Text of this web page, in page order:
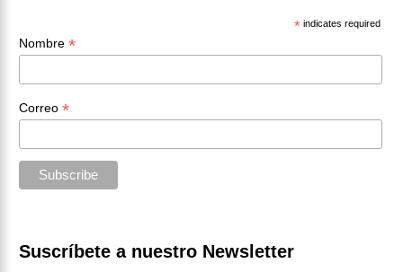
* indicates required
Nombre *
Correo *
Suscríbete a nuestro Newsletter